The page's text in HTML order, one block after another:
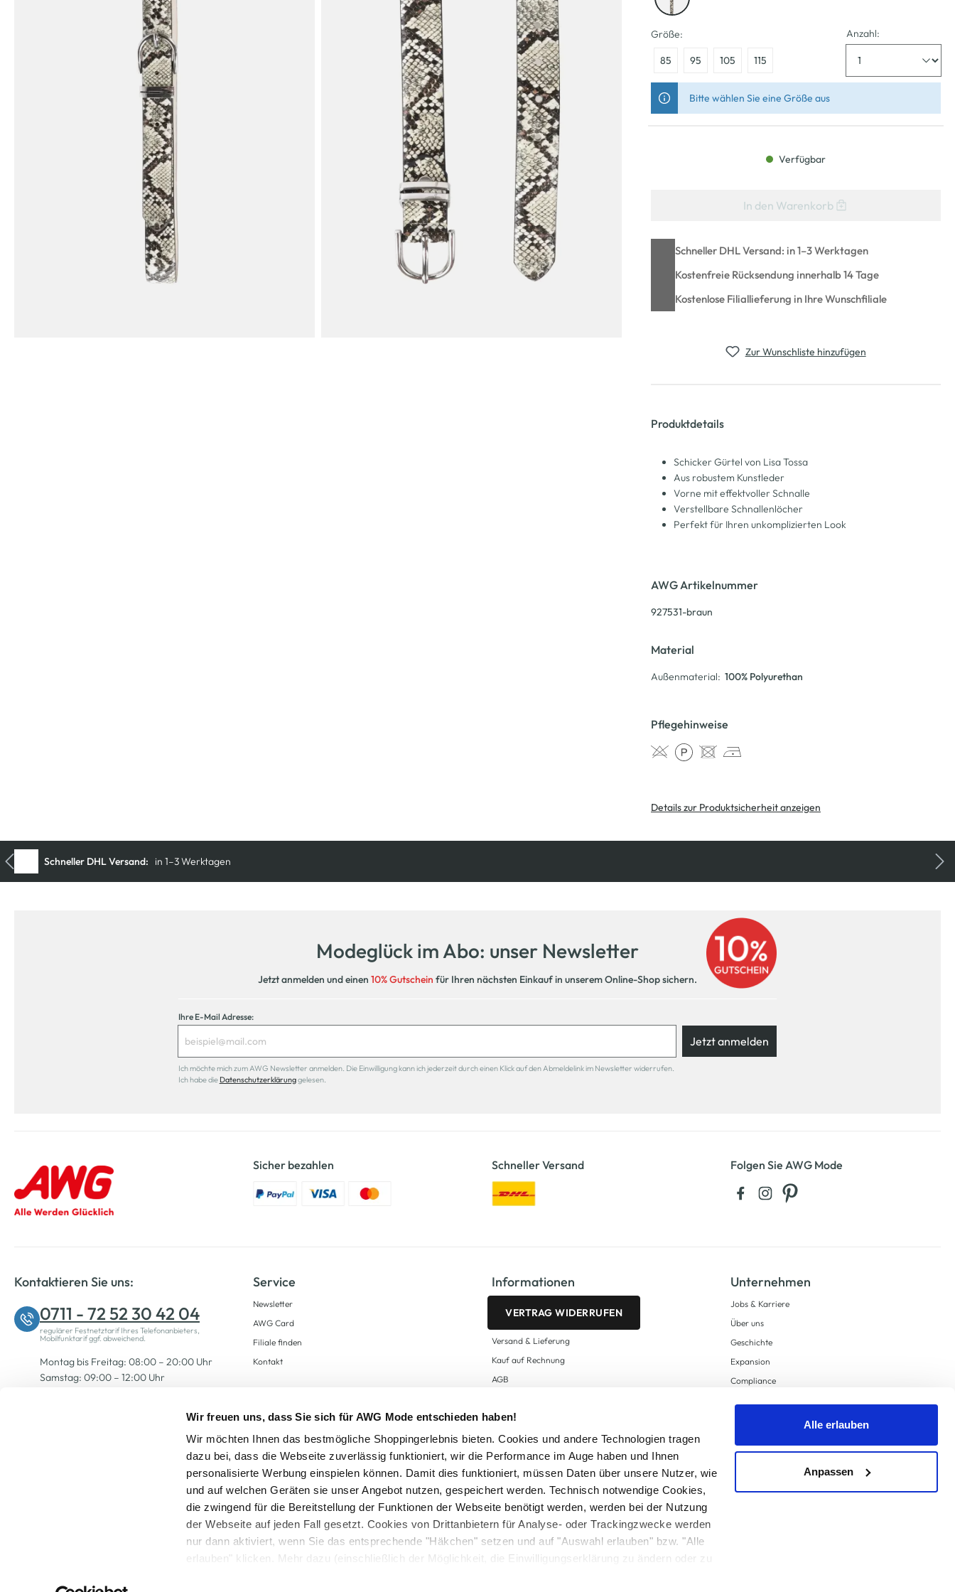
Wir freuen uns, dass Sie sich für AWG Mode entschieden haben!
Wir möchten Ihnen das bestmögliche Shoppingerlebnis bieten. Cookies und andere Technologien tragen
dazu bei, dass die Webseite zuverlässig funktioniert, wir die Performance im Auge haben und Ihnen
personalisierte Werbung einspielen können. Damit dies funktioniert, müssen Daten über unsere Nutzer, wie
und auf welchen Geräten sie unser Angebot nutzen, gespeichert werden. Technisch notwendige Cookies,
die zwingend für die Bereitstellung der Funktionen der Webseite benötigt werden, werden bei der Nutzung
der Webseite auf jeden Fall gesetzt. Cookies von Drittanbietern für Analyse- oder Trackingzwecke werden
nur dann aktiviert, wenn Sie das entsprechende "Häkchen" setzen und auf "Auswahl erlauben" bzw. "Alle
erlauben" klicken. Mehr dazu (einschließlich der Möglichkeit, die Einwilligungserklärung zu ändern oder zu
Alle erlauben
Anpassen
Größe:
85 95 105 115
Anzahl:
Bitte wählen Sie eine Größe aus
Verfügbar
In den Warenkorb
Schneller DHL Versand: in 1–3 Werktagen
Kostenfreie Rücksendung innerhalb 14 Tage
Kostenlose Filiallieferung in Ihre Wunschfiliale
Zur Wunschliste hinzufügen
Produktdetails
Schicker Gürtel von Lisa Tossa
Aus robustem Kunstleder
Vorne mit effektvoller Schnalle
Verstellbare Schnallenlöcher
Perfekt für Ihren unkomplizierten Look
AWG Artikelnummer
927531-braun
Material
Außenmaterial: 100% Polyurethan
Pflegehinweise
Details zur Produktsicherheit anzeigen
Modeglück im Abo: unser Newsletter
Jetzt anmelden und einen 10% Gutschein für Ihren nächsten Einkauf in unserem Online-Shop sichern.
Ihre E-Mail Adresse:
Jetzt anmelden
Ich möchte mich zum AWG Newsletter anmelden. Die Einwilligung kann ich jederzeit durch einen Klick auf den Abmeldelink im Newsletter widerrufen.
Ich habe die Datenschutzerklärunggelesen.
Sicher bezahlen Schneller Versand Folgen Sie AWG Mode
Kontaktieren Sie uns:
0711 - 72 52 30 42 04
regulärer Festnetztarif Ihres Telefonanbieters,
Mobilfunktarif ggf. abweichend.
Montag bis Freitag: 08:00 – 20:00 Uhr
Samstag: 09:00 – 12:00 Uhr
Service
Newsletter
AWG Card
Filiale finden
Kontakt
Informationen
VERTRAG WIDERRUFEN
Versand & Lieferung
Kauf auf Rechnung
AGB
Zahlungsarten
Datenschutz
AWG CARD Teilnahmebedingungen
Unternehmen
Jobs & Karriere
Über uns
Geschichte
Expansion
Compliance
Supply Chain Due Diligence
Alle Preise inkl. gesetzl. Mehrwertsteuer zzgl.